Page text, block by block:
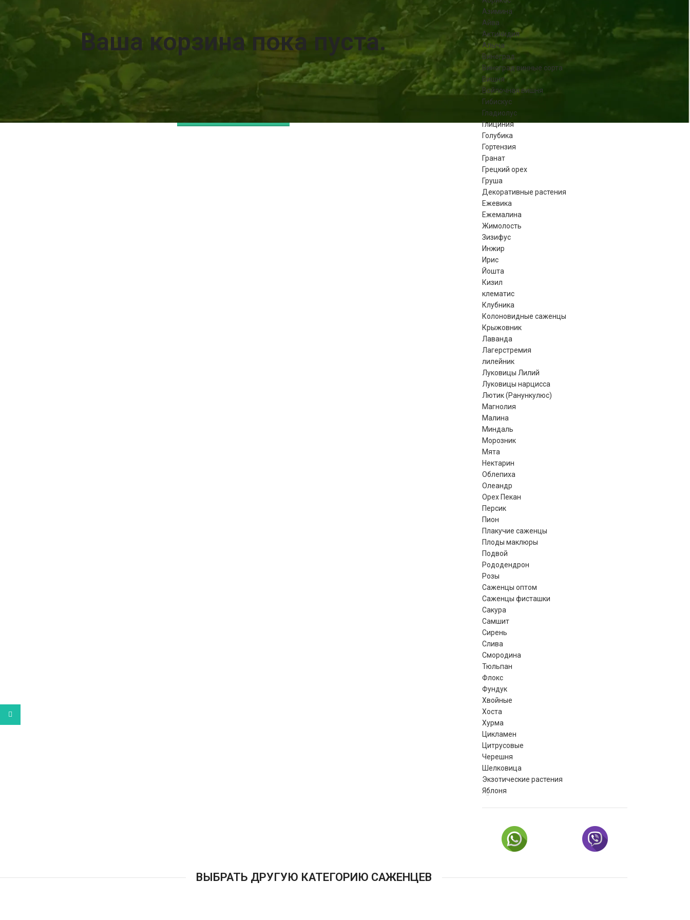
Ваша корзина пока пуста.
Прежде чем приступить к оформлению заказа, вы должны добавить
некоторые продукты в свою корзину покупок.
интересных саженцев на нашей странице "Магазин".
Азимина
Айва
Актинидия
Алыча
Виноград
Виноград винные сорта
Вишня
Войлочная вишня
Гибискус
Гладиолус
Глициния
Голубика
Гортензия
Гранат
Грецкий орех
Груша
Декоративные растения
Ежевика
Ежемалина
Жимолость
Зизифус
Инжир
Ирис
Йошта
Кизил
клематис
Клубника
Колоновидные саженцы
Крыжовник
Лаванда
Лагерстремия
лилейник
Луковицы Лилий
Луковицы нарцисса
Лютик (Ранункулюс)
Магнолия
Малина
Миндаль
Морозник
Мята
Нектарин
Облепиха
Олеандр
Орех Пекан
Персик
Пион
Плакучие саженцы
Плоды маклюры
Подвой
Рододендрон
Розы
Саженцы оптом
Саженцы фисташки
Сакура
Самшит
Сирень
Слива
Смородина
Тюльпан
Флокс
Фундук
Хвойные
Хоста
Хурма
Цикламен
Цитрусовые
Черешня
Шелковица
Экзотические растения
Яблоня
ВЫБРАТЬ ДРУГУЮ КАТЕГОРИЮ САЖЕНЦЕВ